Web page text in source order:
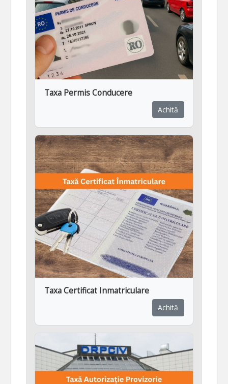
Taxa Permis Conducere
Achită
Taxa Certificat Inmatriculare
Achită